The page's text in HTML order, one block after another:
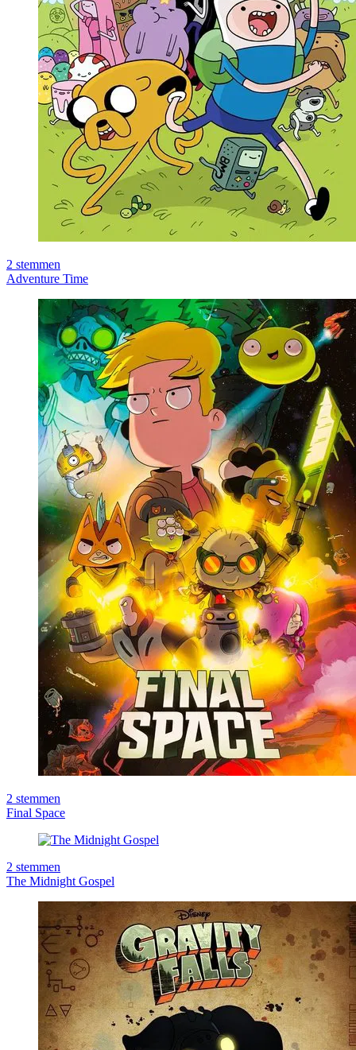
2 stemmen
Adventure Time
2 stemmen
Final Space
2 stemmen
The Midnight Gospel